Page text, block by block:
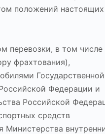
положений настоящих
перевозки, в том числе
фрахтования),
Государственной
Федерации и
Российской
средств
Министерства